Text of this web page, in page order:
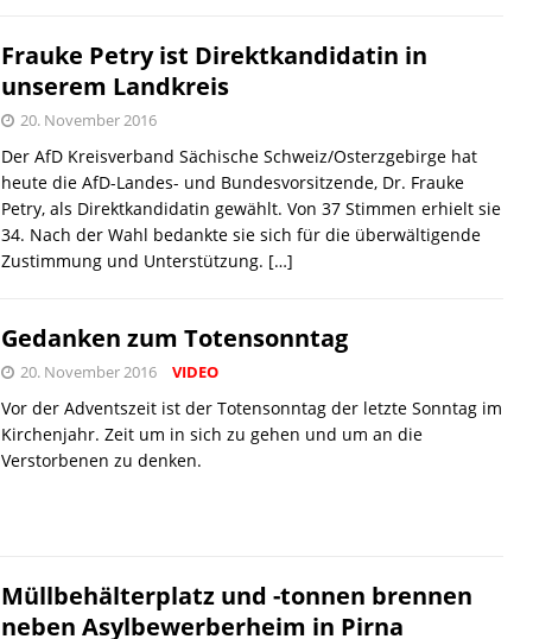
Frauke Petry ist Direktkandidatin in
unserem Landkreis
20. November 2016
Der AfD Kreisverband Sächische Schweiz/Osterzgebirge hat
heute die AfD-Landes- und Bundesvorsitzende, Dr. Frauke
Petry, als Direktkandidatin gewählt. Von 37 Stimmen erhielt sie
34. Nach der Wahl bedankte sie sich für die überwältigende
Zustimmung und Unterstützung. […]
Gedanken zum Totensonntag
20. November 2016 VIDEO
Vor der Adventszeit ist der Totensonntag der letzte Sonntag im
Kirchenjahr. Zeit um in sich zu gehen und um an die
Verstorbenen zu denken.
Müllbehälterplatz und -tonnen brennen
neben Asylbewerberheim in Pirna